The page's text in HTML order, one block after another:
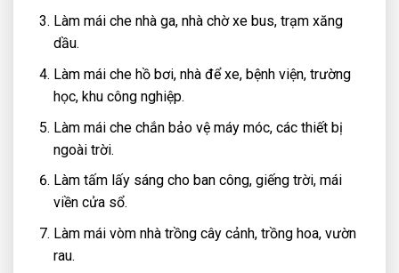
Làm mái che nhà ga, nhà chờ xe bus, trạm xăng
dầu.
Làm mái che hồ bơi, nhà để xe, bệnh viện, trường
học, khu công nghiệp.
Làm mái che chắn bảo vệ máy móc, các thiết bị
ngoài trời.
Làm tấm lấy sáng cho ban công, giếng trời, mái
viền cửa sổ.
Làm mái vòm nhà trồng cây cảnh, trồng hoa, vườn
rau.